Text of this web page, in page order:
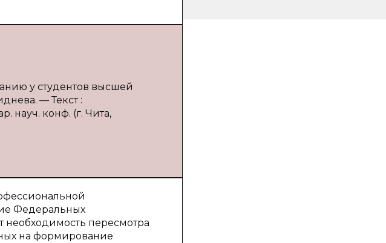
у студентов высшей
— Текст :
науч. конф. (г. Чита,
Федеральных
необходимость пересмотра
на формирование